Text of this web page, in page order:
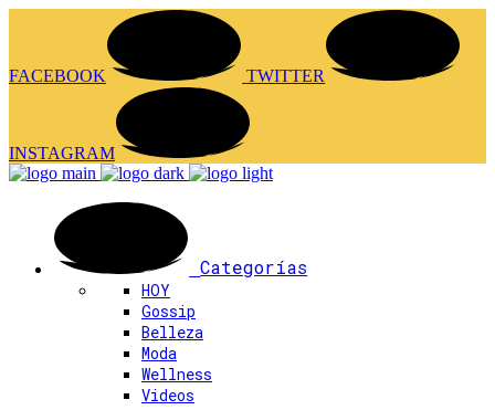
FACEBOOK TWITTER
INSTAGRAM
Categorías
HOY
Gossip
Belleza
Moda
Wellness
Videos